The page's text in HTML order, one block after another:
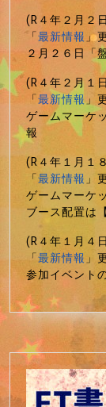
(R４年２月２
「最新情報」
２月２６日「
(R４年２月１
「最新情報」
ゲームマーケ
報
(R４年１月１
「最新情報」
ゲームマーケ
ブース配置は
(R４年１月４
「最新情報」
参加イベント